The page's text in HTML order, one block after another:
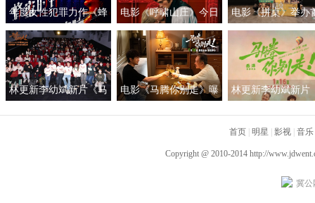
年度女性犯罪力作《蜂
蜜的针》定档3月28日
绝版影后阵容癫
电影《呼啸山庄》今日
上映
电影《拼桌》举办
礼及路演 白色情人
约搭子稳稳幸福
林更新李幼斌新片《马
电影《马腾你别走》曝
生“新地图”
林更新李幼斌新片
首页 明星 影视 音乐
Copyright @ 2010-2014 http://
冀公